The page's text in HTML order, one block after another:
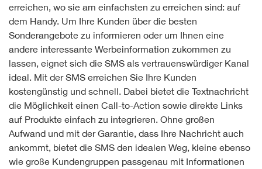
erreichen, wo sie am einfachsten zu erreichen sind: auf
dem Handy. Um Ihre Kunden über die besten
Sonderangebote zu informieren oder um Ihnen eine
andere interessante Werbeinformation zukommen zu
lassen, eignet sich die SMS als vertrauenswürdiger Kanal
ideal. Mit der SMS erreichen Sie Ihre Kunden
kostengünstig und schnell. Dabei bietet die Textnachricht
die Möglichkeit einen Call-to-Action sowie direkte Links
auf Produkte einfach zu integrieren. Ohne großen
Aufwand und mit der Garantie, dass Ihre Nachricht auch
ankommt, bietet die SMS den idealen Weg, kleine ebenso
wie große Kundengruppen passgenau mit Informationen